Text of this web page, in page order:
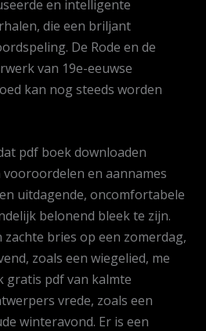
en intelligente
die een briljant
De Rode en de
van 19e-eeuwse
kan nog steeds worden
pdf boek downloaden
en aannames
uitdagende, oncomfortabele
belonend bleek te zijn.
zachte bries op een zomerdag,
zoals een wiegelied, me
gratis pdf van kalmte
vrede, zoals een
winteravond. Er is een